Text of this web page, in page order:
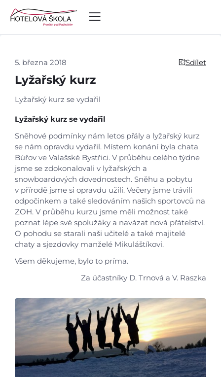
Úvod
Aktuálně
5. března 2018 Sdílet
Lyžařský kurz
Lyžařský kurz se vydařil
Lyžařský kurz se vydařil
Sněhové podmínky nám letos přály a lyžařský kurz
se nám opravdu vydařil. Místem konání byla chata
Búřov ve Valašské Bystřici. V průběhu celého týdne
jsme se zdokonalovali v lyžařských a
snowboardových dovednostech. Sněhu a pobytu
v přírodě jsme si opravdu užili. Večery jsme trávili
odpočinkem a také sledováním našich sportovců na
ZOH. V průběhu kurzu jsme měli možnost také
poznat lépe své spolužáky a navázat nová přátelství.
O pohodu se starali naši učitelé a také majitelé
chaty a sjezdovky manželé Mikuláštíkovi.
Všem děkujeme, bylo to príma.
Za účastníky D. Trnová a V. Raszka